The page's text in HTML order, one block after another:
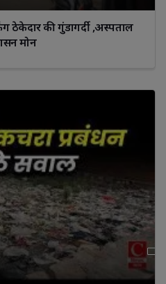
ठेकेदार की गुंडागर्दी ,अस्पताल
मोन